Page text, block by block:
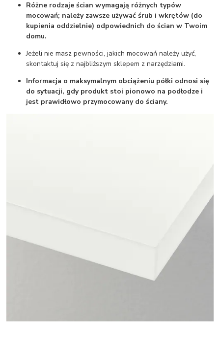
Różne rodzaje ścian wymagają różnych typów
mocowań; należy zawsze używać śrub i wkrętów (do
kupienia oddzielnie) odpowiednich do ścian w Twoim
domu.
Jeżeli nie masz pewności, jakich mocowań należy użyć,
skontaktuj się z najbliższym sklepem z narzędziami.
Informacja o maksymalnym obciążeniu półki odnosi się
do sytuacji, gdy produkt stoi pionowo na podłodze i
jest prawidłowo przymocowany do ściany.